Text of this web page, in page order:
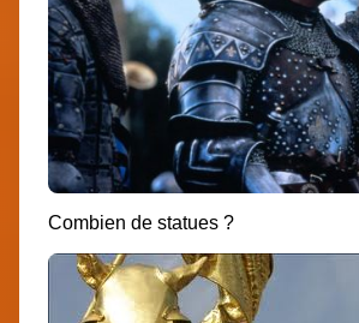
Combien de statues ?